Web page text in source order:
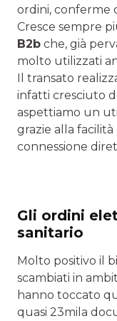
ordini, conferme
Cresce sempre
B2b che, già
molto utilizzati
Il transato
infatti cresciuto
aspettiamo un
grazie alla
connessione
Gli ordini
sanitario
Molto positivo il
scambiati in
hanno toccato
quasi 23mila